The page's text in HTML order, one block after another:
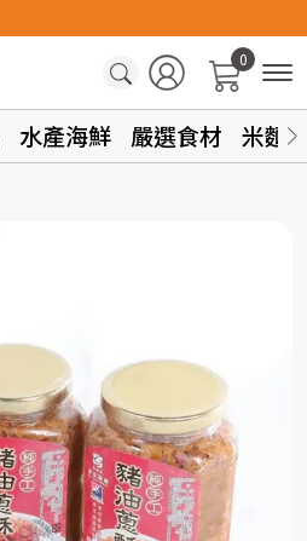
0
水產海鮮 嚴選食材 米麵